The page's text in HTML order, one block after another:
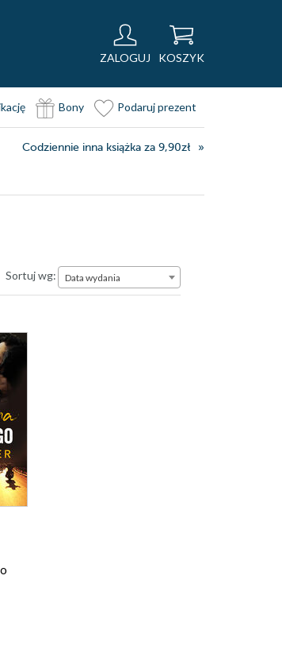
ZALOGUJ KOSZYK
Bony Podaruj prezent
Codziennie inna książka za 9,90zł
Sortuj wg:Data wydania
Data wydania